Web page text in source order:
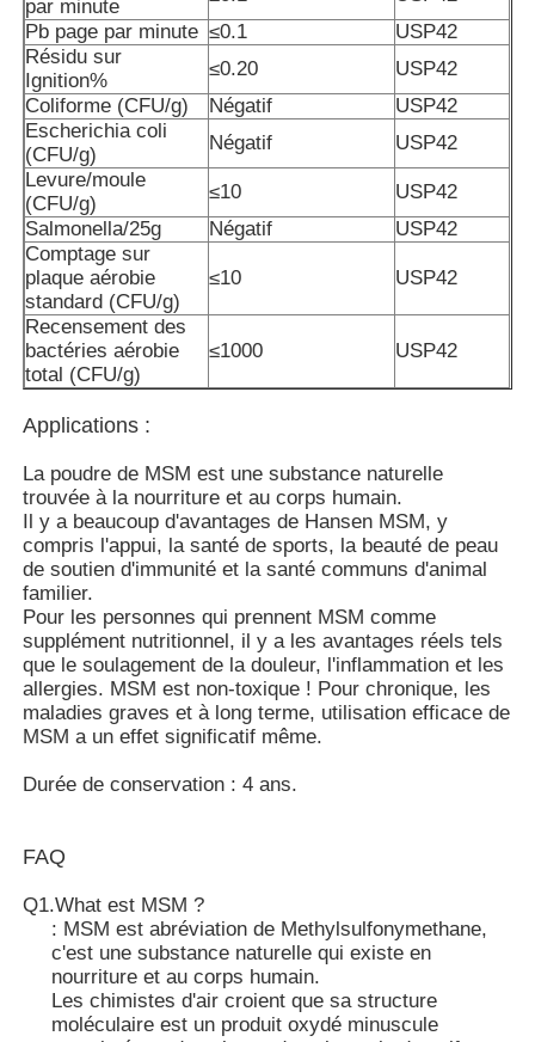
À propos de nous
Visite de l'usine
Contrôle de la qualité
Demandez un devis
Poudre de MSM
MSM Méthylsulfonylméthane
Sulfone diméthylique de MSM
MSM en gros
Sulfoxyde diméthylique de DMSO
Supplément de MSM
Chondroïtine de glucosamine de MSM
Supplément de joint de MSM pour des chevaux
Poudre de cheveux de MSM
Soufre organique de MSM
par minute
Pb page par minute ≤0.1
USP42
Résidu sur
Ignition%
≤0.20
USP42
Coliforme (CFU/g)
Négatif
USP42
Escherichia coli
(CFU/g)
Négatif
USP42
Levure/moule
(CFU/g)
≤10
USP42
Salmonella/25g
Négatif
USP42
Comptage sur
plaque aérobie
standard (CFU/g)
≤10 USP42
Recensement des
bactéries aérobie
total (CFU/g)
≤1000 USP42
Applications :
La poudre de MSM est une substance naturelle
trouvée à la nourriture et au corps humain.
Il y a beaucoup d'avantages de Hansen MSM, y
compris l'appui, la santé de sports, la beauté de peau
de soutien d'immunité et la santé communs d'animal
familier.
Pour les personnes qui prennent MSM comme
supplément nutritionnel, il y a les avantages réels tels
que le soulagement de la douleur, l'inflammation et les
allergies. MSM est non-toxique ! Pour chronique, les
maladies graves et à long terme, utilisation efficace de
MSM a un effet significatif même.
Durée de conservation : 4 ans.
FAQ
Q1.What est MSM ?
: MSM est abréviation de Methylsulfonymethane,
c'est une substance naturelle qui existe en
nourriture et au corps humain.
Les chimistes d'air croient que sa structure
moléculaire est un produit oxydé minuscule